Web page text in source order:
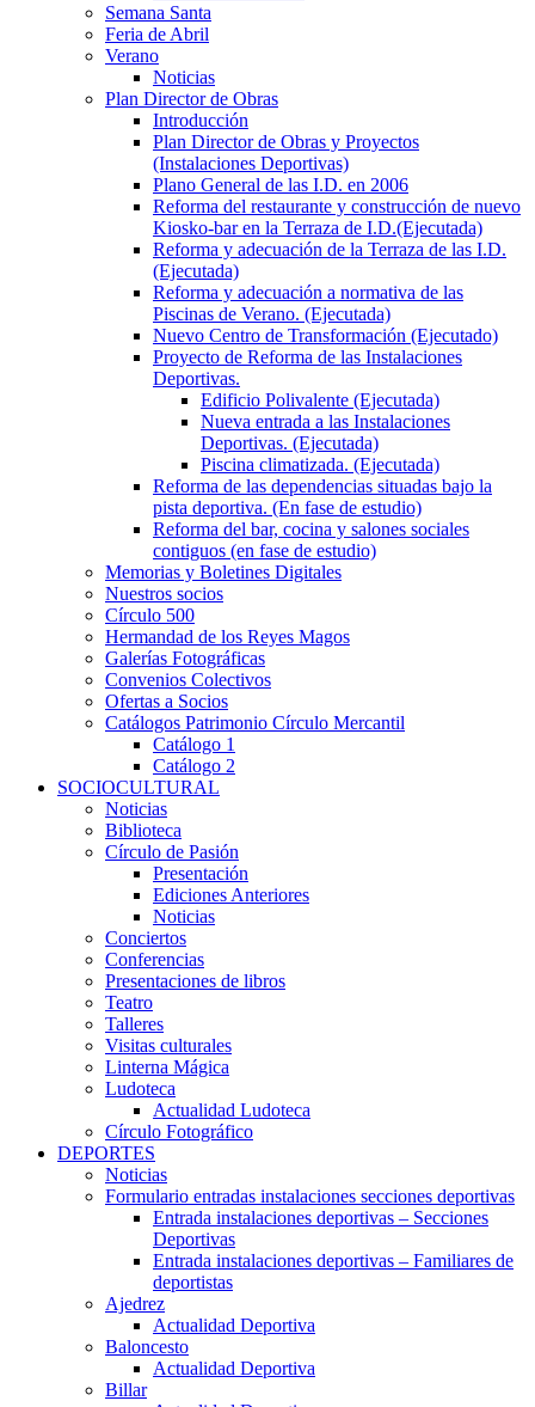
Semana Santa
Feria de Abril
Verano
Noticias
Plan Director de Obras
Introducción
Plan Director de Obras y Proyectos
(Instalaciones Deportivas)
Plano General de las I.D. en 2006
Reforma del restaurante y construcción de nuevo
Kiosko-bar en la Terraza de I.D.(Ejecutada)
Reforma y adecuación de la Terraza de las I.D.
(Ejecutada)
Reforma y adecuación a normativa de las
Piscinas de Verano. (Ejecutada)
Nuevo Centro de Transformación (Ejecutado)
Proyecto de Reforma de las Instalaciones
Deportivas.
Edificio Polivalente (Ejecutada)
Nueva entrada a las Instalaciones
Deportivas. (Ejecutada)
Piscina climatizada. (Ejecutada)
Reforma de las dependencias situadas bajo la
pista deportiva. (En fase de estudio)
Reforma del bar, cocina y salones sociales
contiguos (en fase de estudio)
Memorias y Boletines Digitales
Nuestros socios
Círculo 500
Hermandad de los Reyes Magos
Galerías Fotográficas
Convenios Colectivos
Ofertas a Socios
Catálogos Patrimonio Círculo Mercantil
Catálogo 1
Catálogo 2
SOCIOCULTURAL
Noticias
Biblioteca
Círculo de Pasión
Presentación
Ediciones Anteriores
Noticias
Conciertos
Conferencias
Presentaciones de libros
Teatro
Talleres
Visitas culturales
Linterna Mágica
Ludoteca
Actualidad Ludoteca
Círculo Fotográfico
DEPORTES
Noticias
Formulario entradas instalaciones secciones deportivas
Entrada instalaciones deportivas – Secciones
Deportivas
Entrada instalaciones deportivas – Familiares de
deportistas
Ajedrez
Actualidad Deportiva
Baloncesto
Actualidad Deportiva
Billar